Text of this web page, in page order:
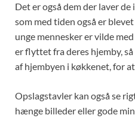
Det er også dem der laver
som med tiden også er
unge mennesker er vilde
er flyttet fra deres hjemby,
af hjembyen i køkkenet, for at
Opslagstavler kan også se
hænge billeder eller gode